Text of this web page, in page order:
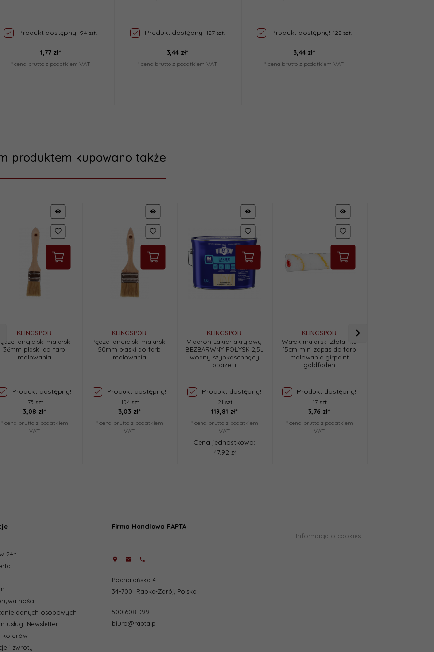
Produkt dostępny! 94 szt.
1,77 zł*
* cena brutto z podatkiem VAT
Produkt dostępny! 127 szt.
3,44 zł*
* cena brutto z podatkiem VAT
Produkt dostępny! 122 szt.
3,44 zł*
* cena brutto z podatkiem VAT
produktem kupowano także
KLINGSPOR
angielski malarski
36mm płaski do farb
malowania
Produkt dostępny!
75 szt.
3,08 zł*
* cena brutto z podatkiem
VAT
KLINGSPOR
Pędzel angielski malarski
50mm płaski do farb
malowania
Produkt dostępny!
104 szt.
3,03 zł*
* cena brutto z podatkiem
VAT
KLINGSPOR
Vidaron Lakier akrylowy
BEZBARWNY POŁYSK 2,5L
wodny szybkoschnący
boazerii
Produkt dostępny!
21 szt.
119,81 zł*
* cena brutto z podatkiem
VAT
Cena jednostkowa:
47.92 zł
KLINGSPOR
Wałek malarski Złota Nić
15cm mini zapas do farb
malowania girpaint
goldfaden
Produkt dostępny!
17 szt.
3,76 zł*
* cena brutto z podatkiem
VAT
24h
danych osobowych
usługi Newsletter
kolorów
i zwroty
Firma Handlowa RAPTA
Podhalańska 4
34-700
Rabka-Zdrój Polska
500 608 099
biuro@rapta.pl
Informacja o cookies